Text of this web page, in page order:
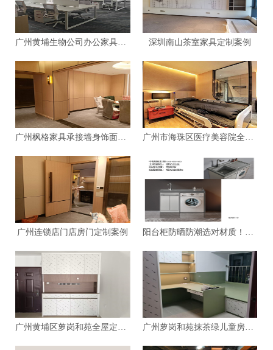
广州黄埔生物公司办公家具定制案例 深圳南山茶室家具定制案例
广州枫格家具承接墙身饰面板生产加工 广州市海珠区医疗美容院全屋整体定制案例
广州连锁店门店房门定制案例 阳台柜防晒防潮选对材质！材质实测推荐
广州黄埔区萝岗和苑全屋定制样板房 广州萝岗和苑抹茶绿儿童房做得太对了